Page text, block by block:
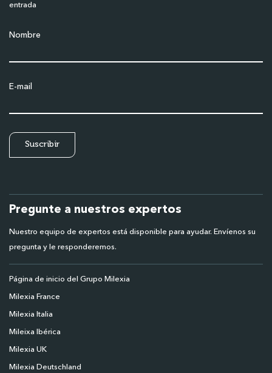
entrada
Nombre
E-mail
Pregunte a nuestros expertos
Nuestro equipo de expertos está disponible para ayudar. Envíenos su
pregunta y le responderemos.
Página de inicio del Grupo Milexia
Milexia France
Milexia Italia
Mileixa Ibérica
Milexia UK
Milexia Deutschland